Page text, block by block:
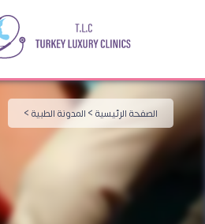
الصفحة الرئيسية >المدونة الطبية >